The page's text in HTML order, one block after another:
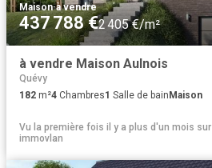
Maison·à vendre
437 788 €2 405 €/m²
à vendre Maison Aulnois
Quévy
182 m²4 Chambres1 Salle de bain Maison
Vu la première fois il y a plus d'un mois sur
immovlan